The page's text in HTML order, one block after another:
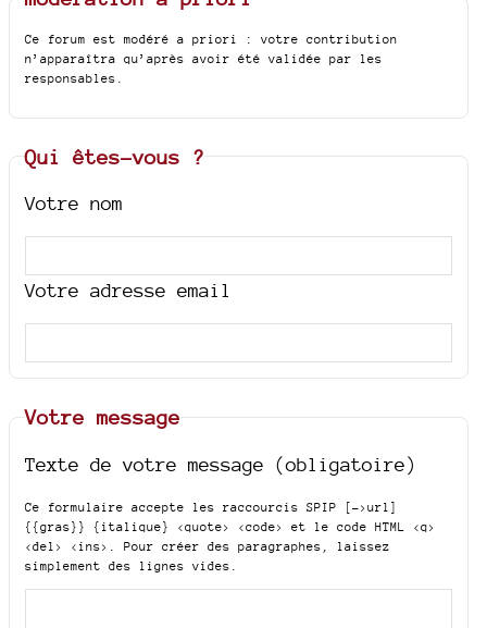
Ce forum est modéré a priori : votre contribution
n’apparaîtra qu’après avoir été validée par les
responsables.
Qui êtes-vous ?
Votre nom
Votre adresse email
Votre message
Texte de votre message (obligatoire)
Ce formulaire accepte les raccourcis SPIP
[->url]
{{gras}} {italique} <quote> <code>
et le code HTML <q>
<del> <ins>
. Pour créer des paragraphes, laissez
simplement des lignes vides.